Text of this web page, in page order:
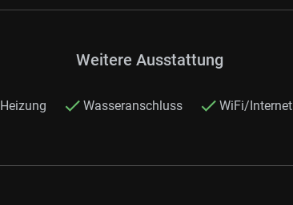
Weitere Ausstattung
Heizung Wasseranschluss WiFi/Internet